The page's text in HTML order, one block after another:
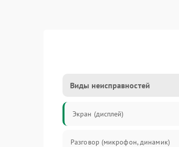
Виды неисправностей
Экран (дисплей)
Разговор (микрофон, динамик)